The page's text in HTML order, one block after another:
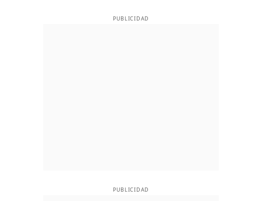
PUBLICIDAD
PUBLICIDAD